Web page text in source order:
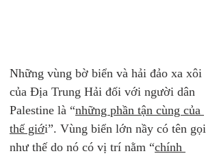
Những vùng bờ biển và hải đảo xa xôi
của Địa Trung Hải đối với người dân
Palestine là “những phần tận cùng của
thế giới”. Vùng biển lớn nầy có tên gọi
như thế do nó có vị trí nằm “chính